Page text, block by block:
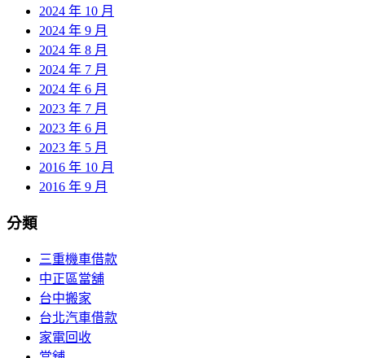
2024 年 10 月
2024 年 9 月
2024 年 8 月
2024 年 7 月
2024 年 6 月
2023 年 7 月
2023 年 6 月
2023 年 5 月
2016 年 10 月
2016 年 9 月
分類
三重機車借款
中正區當舖
台中搬家
台北汽車借款
家電回收